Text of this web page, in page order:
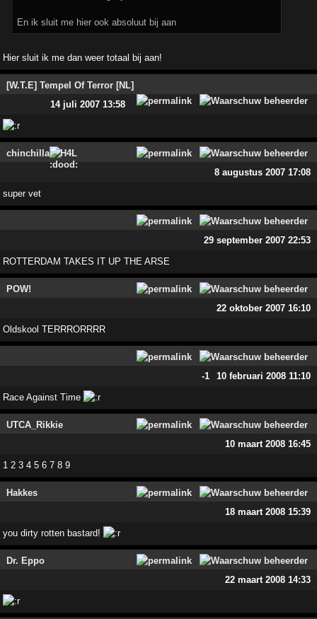
En ik sluit me hier ook absoluut bij aan
Hier sluit ik me dan weer totaal bij aan!
[W.T.E] Tempel Of Terror [NL]
14 juli 2007 13:58
chinchilla
H4L
8 augustus 2007 17:08
super vet
29 september 2007 22:53
ROTTERDAM TAKES IT UP THE ARSE
POW!
22 oktober 2007 16:10
Oldskool TERRRORRRR
-1 10 februari 2008 11:10
Race Against Time
UTCA_Rikkie
10 maart 2008 16:45
1 2 3 4 5 6 7 8 9
Hakkes
18 maart 2008 15:39
you dirty rotten bastard!
Dr. Eppo
22 maart 2008 14:33